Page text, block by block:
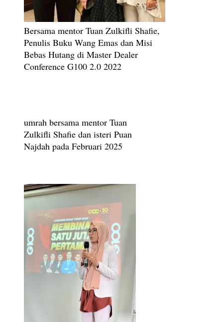
Bersama mentor Tuan Zulkifli Shafie,
Penulis Buku Wang Emas dan Misi
Bebas Hutang di Master Dealer
Conference G100 2.0 2022
umrah bersama mentor Tuan
Zulkifli Shafie dan isteri Puan
Najdah pada Februari 2025